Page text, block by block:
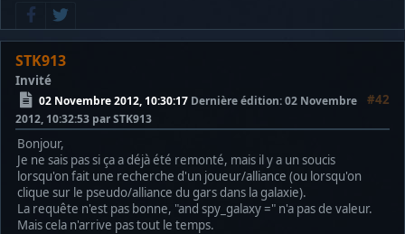
STK913
Invité
02 Novembre 2012, 10:30:17 #42
Dernière édition: 02 Novembre
2012, 10:32:53 par STK913
Bonjour,
Je ne sais pas si ça a déjà été remonté, mais il y a un soucis
lorsqu'on fait une recherche d'un joueur/alliance (ou lorsqu'on
clique sur le pseudo/alliance du gars dans la galaxie).
La requête n'est pas bonne, "and spy_galaxy =" n'a pas de valeur.
Mais cela n'arrive pas tout le temps.